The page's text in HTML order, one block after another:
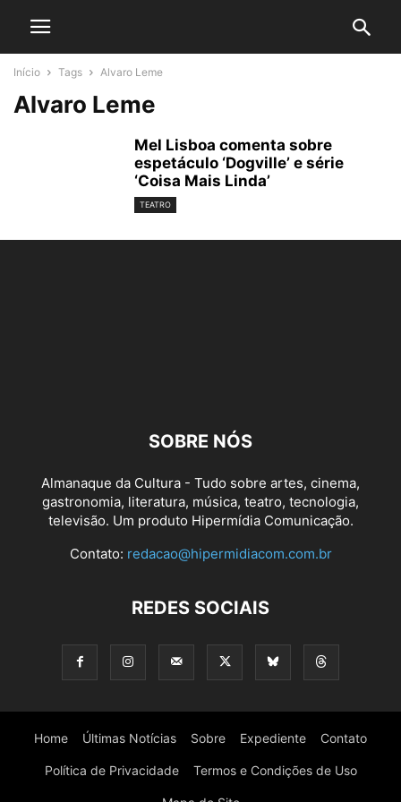
Início Tags Alvaro Leme
Alvaro Leme
Mel Lisboa comenta sobre
espetáculo ‘Dogville’ e série
‘Coisa Mais Linda’
TEATRO
SOBRE NÓS
Almanaque da Cultura - Tudo sobre artes, cinema,
gastronomia, literatura, música, teatro, tecnologia,
televisão. Um produto Hipermídia Comunicação.
Contato: redacao@hipermidiacom.com.br
REDES SOCIAIS
Home Últimas Notícias Sobre Expediente Contato
Política de Privacidade Termos e Condições de Uso